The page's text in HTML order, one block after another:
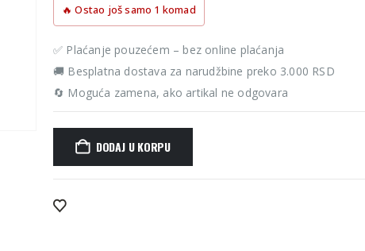
🔥 Ostao još samo 1 komad
✅ Plaćanje pouzećem – bez online plaćanja
🚚 Besplatna dostava za narudžbine preko 3.000 RSD
🔄 Moguća zamena, ako artikal ne odgovara
DODAJ U KORPU
Alternative: